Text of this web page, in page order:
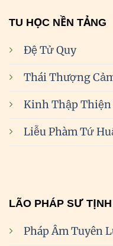
TU HỌC NỀN TẢNG
Đệ Tử Quy
Thái Thượng
Kinh Thập
Liễu Phàm Tứ
LÃO PHÁP SƯ
Pháp Âm Tuyên